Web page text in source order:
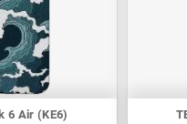
6 Air (KE6)